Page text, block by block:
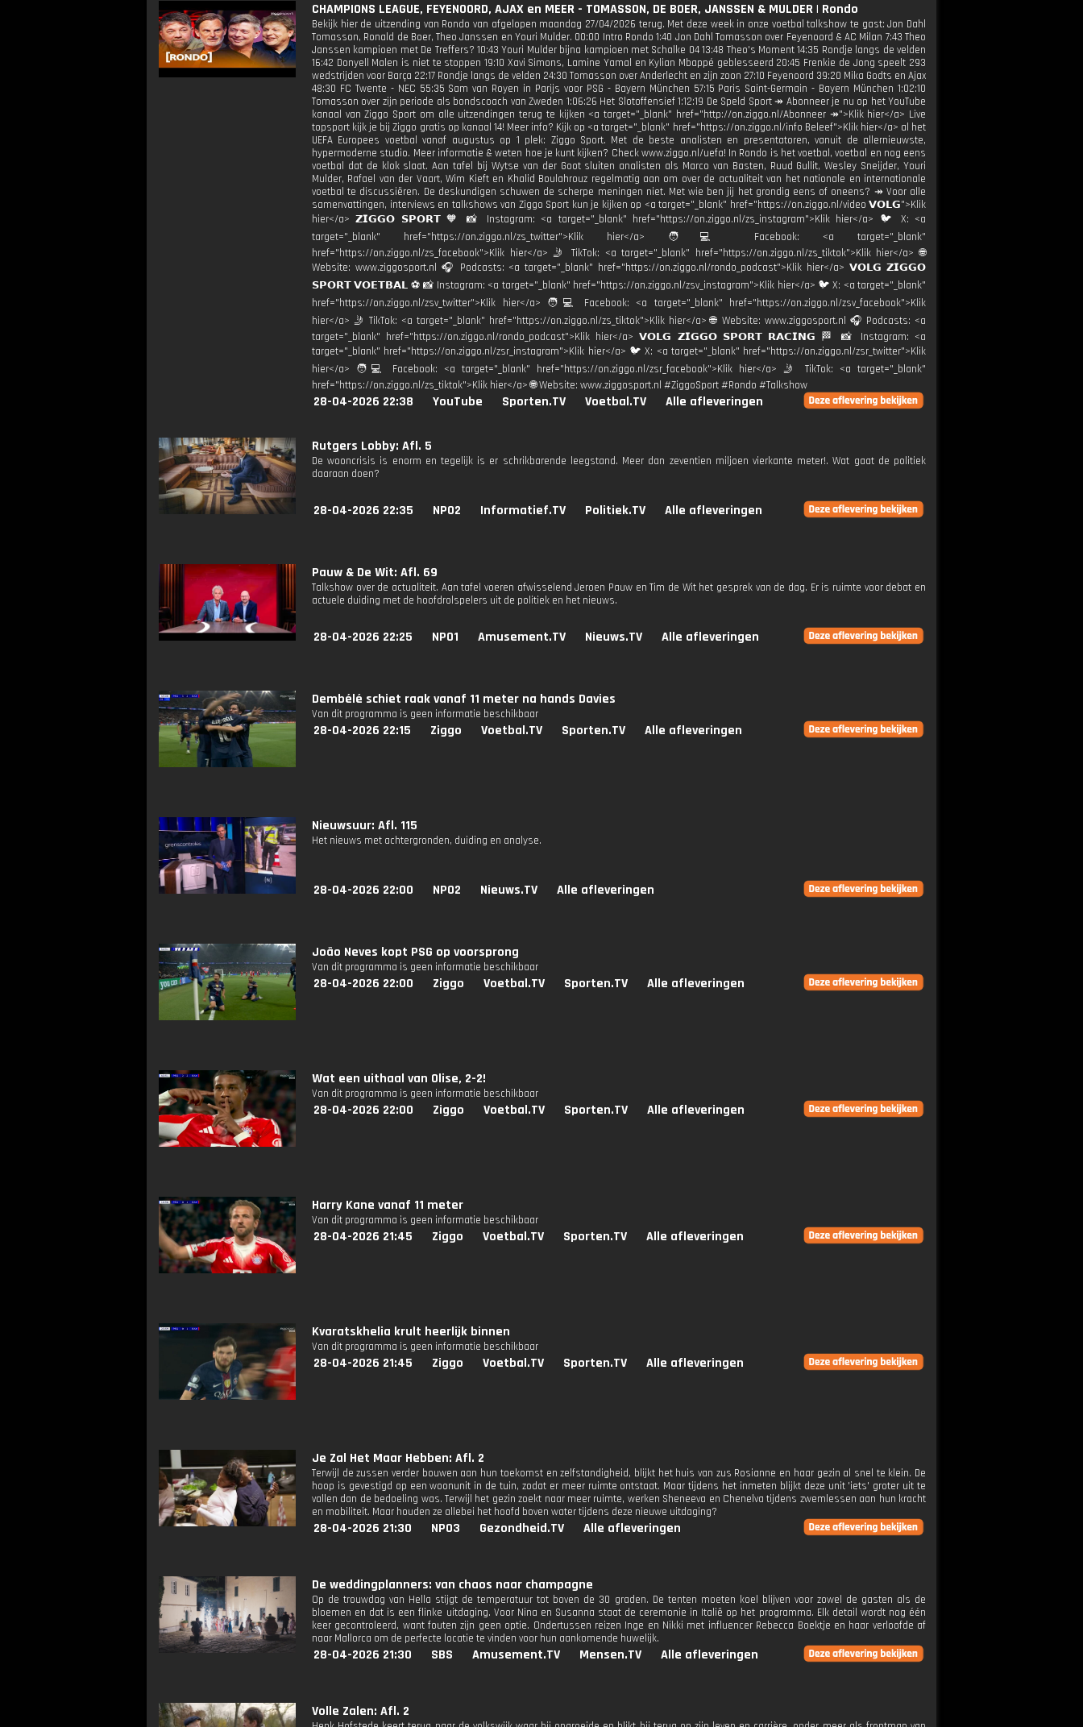
CHAMPIONS LEAGUE, FEYENOORD, AJAX en MEER - TOMASSON, DE BOER, JANSSEN & MULDER | Rondo
Bekijk hier de uitzending van Rondo van afgelopen maandag 27/04/2026 terug. Met deze week in onze voetbal talkshow te gast: Jon Dahl
Tomasson, Ronald de Boer, Theo Janssen en Youri Mulder. 00:00 Intro Rondo 1:40 Jon Dahl Tomasson over Feyenoord & AC Milan 7:43 Theo
Janssen kampioen met De Treffers? 10:43 Youri Mulder bijna kampioen met Schalke 04 13:48 Theo's Moment 14:35 Rondje langs de velden
16:42 Donyell Malen is niet te stoppen 19:10 Xavi Simons, Lamine Yamal en Kylian Mbappé geblesseerd 20:45 Frenkie de Jong speelt 293
wedstrijden voor Barça 22:17 Rondje langs de velden 24:30 Tomasson over Anderlecht en zijn zoon 27:10 Feyenoord 39:20 Mika Godts en Ajax
48:30 FC Twente - NEC 55:35 Sam van Royen in Parijs voor PSG - Bayern München 57:15 Paris Saint-Germain - Bayern München 1:02:10
Tomasson over zijn periode als bondscoach van Zweden 1:06:26 Het Slotoffensief 1:12:19 De Speld Sport ↠ Abonneer je nu op het YouTube
kanaal van Ziggo Sport om alle uitzendingen terug te kijken <a target="_blank" href="http://on.ziggo.nl/Abonneer ↠">Klik hier</a> Live
topsport kijk je bij Ziggo gratis op kanaal 14! Meer info? Kijk op <a target="_blank" href="https://on.ziggo.nl/info Beleef">Klik hier</a> al het
UEFA Europees voetbal vanaf augustus op 1 plek: Ziggo Sport. Met de beste analisten en presentatoren, vanuit de allernieuwste,
hypermoderne studio. Meer informatie & weten hoe je kunt kijken? Check www.ziggo.nl/uefa! In Rondo is het voetbal, voetbal en nog eens
voetbal dat de klok slaat. Aan tafel bij Wytse van der Goot sluiten analisten als Marco van Basten, Ruud Gullit, Wesley Sneijder, Youri
Mulder, Rafael van der Vaart, Wim Kieft en Khalid Boulahrouz regelmatig aan om over de actualiteit van het nationale en internationale
voetbal te discussiëren. De deskundigen schuwen de scherpe meningen niet. Met wie ben jij het grondig eens of oneens? ↠ Voor alle
samenvattingen, interviews en talkshows van Ziggo Sport kun je kijken op <a target="_blank" href="https://on.ziggo.nl/video 𝗩𝗢𝗟𝗚">Klik
hier</a> 𝗭𝗜𝗚𝗚𝗢 𝗦𝗣𝗢𝗥𝗧 🧡 📸 Instagram: <a target="_blank" href="https://on.ziggo.nl/zs_instagram">Klik hier</a> 🐦 X: <a
target="_blank" href="https://on.ziggo.nl/zs_twitter">Klik hier</a> 🧑💻 Facebook: <a target="_blank"
href="https://on.ziggo.nl/zs_facebook">Klik hier</a> 🤳 TikTok: <a target="_blank" href="https://on.ziggo.nl/zs_tiktok">Klik hier</a> 🌐
Website: www.ziggosport.nl 🎧 Podcasts: <a target="_blank" href="https://on.ziggo.nl/rondo_podcast">Klik hier</a> 𝗩𝗢𝗟𝗚 𝗭𝗜𝗚𝗚𝗢
𝗦𝗣𝗢𝗥𝗧 𝗩𝗢𝗘𝗧𝗕𝗔𝗟 ⚽️ 📸 Instagram: <a target="_blank" href="https://on.ziggo.nl/zsv_instagram">Klik hier</a> 🐦 X: <a target="_blank"
href="https://on.ziggo.nl/zsv_twitter">Klik hier</a> 🧑💻 Facebook: <a target="_blank" href="https://on.ziggo.nl/zsv_facebook">Klik
hier</a> 🤳 TikTok: <a target="_blank" href="https://on.ziggo.nl/zs_tiktok">Klik hier</a> 🌐 Website: www.ziggosport.nl 🎧 Podcasts: <a
target="_blank" href="https://on.ziggo.nl/rondo_podcast">Klik hier</a> 𝗩𝗢𝗟𝗚 𝗭𝗜𝗚𝗚𝗢 𝗦𝗣𝗢𝗥𝗧 𝗥𝗔𝗖𝗜𝗡𝗚 🏁 📸 Instagram: <a
target="_blank" href="https://on.ziggo.nl/zsr_instagram">Klik hier</a> 🐦 X: <a target="_blank" href="https://on.ziggo.nl/zsr_twitter">Klik
hier</a> 🧑💻 Facebook: <a target="_blank" href="https://on.ziggo.nl/zsr_facebook">Klik hier</a> 🤳 TikTok: <a target="_blank"
href="https://on.ziggo.nl/zs_tiktok">Klik hier</a> 🌐 Website: www.ziggosport.nl #ZiggoSport #Rondo #Talkshow
28-04-2026 22:38 YouTube Sporten.TV Voetbal.TV Alle afleveringen
Rutgers Lobby: Afl. 5
De wooncrisis is enorm en tegelijk is er schrikbarende leegstand. Meer dan zeventien miljoen vierkante meter!. Wat gaat de politiek
daaraan doen?
28-04-2026 22:35 NPO2 Informatief.TV Politiek.TV Alle afleveringen
Pauw & De Wit: Afl. 69
Talkshow over de actualiteit. Aan tafel voeren afwisselend Jeroen Pauw en Tim de Wit het gesprek van de dag. Er is ruimte voor debat en
actuele duiding met de hoofdrolspelers uit de politiek en het nieuws.
28-04-2026 22:25 NPO1 Amusement.TV Nieuws.TV Alle afleveringen
Dembélé schiet raak vanaf 11 meter na hands Davies
Van dit programma is geen informatie beschikbaar
28-04-2026 22:15 Ziggo Voetbal.TV Sporten.TV Alle afleveringen
Nieuwsuur: Afl. 115
Het nieuws met achtergronden, duiding en analyse.
28-04-2026 22:00 NPO2 Nieuws.TV Alle afleveringen
João Neves kopt PSG op voorsprong
Van dit programma is geen informatie beschikbaar
28-04-2026 22:00 Ziggo Voetbal.TV Sporten.TV Alle afleveringen
Wat een uithaal van Olise, 2-2!
Van dit programma is geen informatie beschikbaar
28-04-2026 22:00 Ziggo Voetbal.TV Sporten.TV Alle afleveringen
Harry Kane vanaf 11 meter
Van dit programma is geen informatie beschikbaar
28-04-2026 21:45 Ziggo Voetbal.TV Sporten.TV Alle afleveringen
Kvaratskhelia krult heerlijk binnen
Van dit programma is geen informatie beschikbaar
28-04-2026 21:45 Ziggo Voetbal.TV Sporten.TV Alle afleveringen
Je Zal Het Maar Hebben: Afl. 2
Terwijl de zussen verder bouwen aan hun toekomst en zelfstandigheid, blijkt het huis van zus Rosianne en haar gezin al snel te klein. De
hoop is gevestigd op een woonunit in de tuin, zodat er meer ruimte ontstaat. Maar tijdens het inmeten blijkt deze unit 'iets' groter uit te
vallen dan de bedoeling was. Terwijl het gezin zoekt naar meer ruimte, werken Sheneeva en Chenelva tijdens zwemlessen aan hun kracht
en mobiliteit. Maar houden ze allebei het hoofd boven water tijdens deze nieuwe uitdaging?
28-04-2026 21:30 NPO3 Gezondheid.TV Alle afleveringen
De weddingplanners: van chaos naar champagne
Op de trouwdag van Hella stijgt de temperatuur tot boven de 30 graden. De tenten moeten koel blijven voor zowel de gasten als de
bloemen en dat is een flinke uitdaging. Voor Nina en Susanna staat de ceremonie in Italië op het programma. Elk detail wordt nog één
keer gecontroleerd, want fouten zijn geen optie. Ondertussen reizen Inge en Nikki met influencer Rebecca Boektje en haar verloofde af
naar Mallorca om de perfecte locatie te vinden voor hun aankomende huwelijk.
28-04-2026 21:30 SBS Amusement.TV Mensen.TV Alle afleveringen
Volle Zalen: Afl. 2